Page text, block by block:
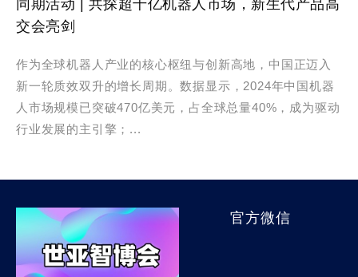
同期活动 | 共探超千亿机器人市场，新生代产品高
交会亮剑
作为全球机器人产业的核心枢纽与创新高地，中国正迈入
新一轮质效双升的增长周期。数据显示，2024年中国机器
人市场规模已突破470亿美元，占全球总量40%，成为驱动
行业发展的主引擎；...
官方微信